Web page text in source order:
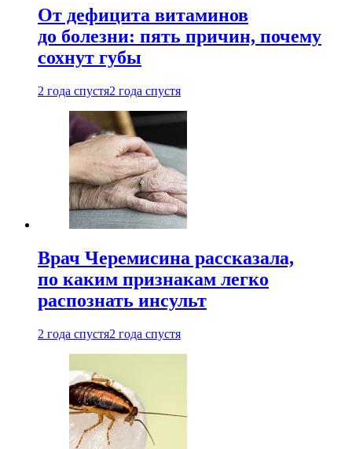
От дефицита витаминов
до болезни: пять причин, почему
сохнут губы
2 года спустя2 года спустя
Врач Черемисина рассказала,
по каким признакам легко
распознать инсульт
2 года спустя2 года спустя